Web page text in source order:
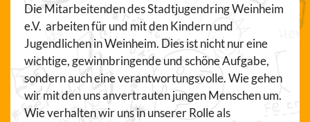
Die Mitarbeitenden des Stadtjugendring Weinheim
e.V. arbeiten für und mit den Kindern und
Jugendlichen in Weinheim. Dies ist nicht nur eine
wichtige, gewinnbringende und schöne Aufgabe,
sondern auch eine verantwortungsvolle. Wie gehen
wir mit den uns anvertrauten jungen Menschen um.
Wie verhalten wir uns in unserer Rolle als